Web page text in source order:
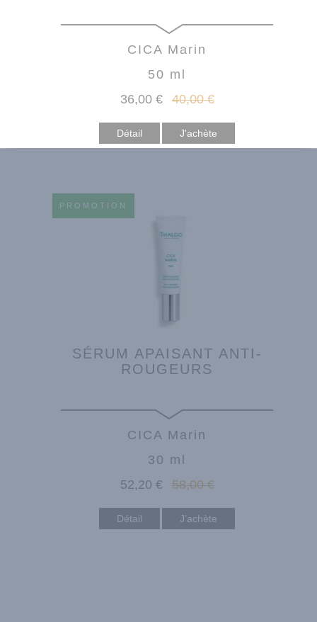
CICA Marin
50 ml
36,00 € 40,00 €
Détail
PROMOTION
SÉRUM APAISANT ANTI-
ROUGEURS
CICA Marin
30 ml
52,20 € 58,00 €
Détail